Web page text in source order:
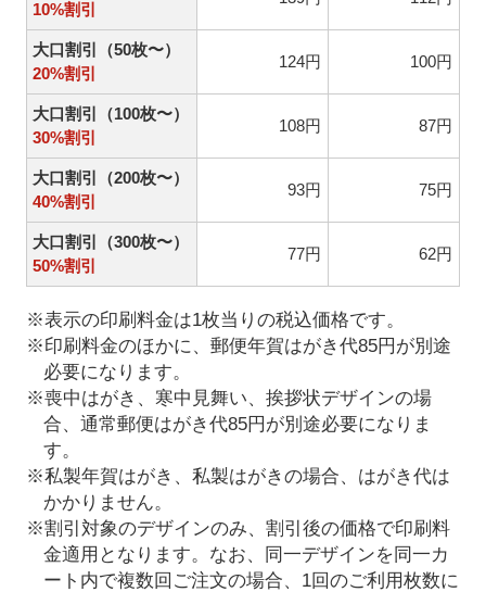
10%割引
大口割引（50枚〜）
20%割引
124円 100円
大口割引（100枚〜）
30%割引
108円 87円
大口割引（200枚〜）
40%割引
93円 75円
大口割引（300枚〜）
50%割引
77円 62円
※表示の印刷料金は1枚当りの税込価格です。
※印刷料金のほかに、郵便年賀はがき代85円が別途
必要になります。
※喪中はがき、寒中見舞い、挨拶状デザインの場
合、通常郵便はがき代85円が別途必要になりま
す。
※私製年賀はがき、私製はがきの場合、はがき代は
かかりません。
※割引対象のデザインのみ、割引後の価格で印刷料
金適用となります。なお、同一デザインを同一カ
ート内で複数回ご注文の場合、1回のご利用枚数に